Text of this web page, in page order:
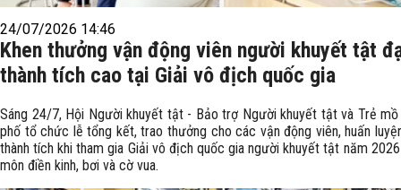
24/07/2026 14:46
Khen thưởng vận động viên người khuyết tật
thành tích cao tại Giải vô địch quốc gia
Sáng 24/7, Hội Người khuyết tật - Bảo trợ Người khuyết tật và Trẻ mồ
phố tổ chức lễ tổng kết, trao thưởng cho các vận động viên, huấn
thành tích khi tham gia Giải vô địch quốc gia người khuyết tật năm
môn điền kinh, bơi và cờ vua.